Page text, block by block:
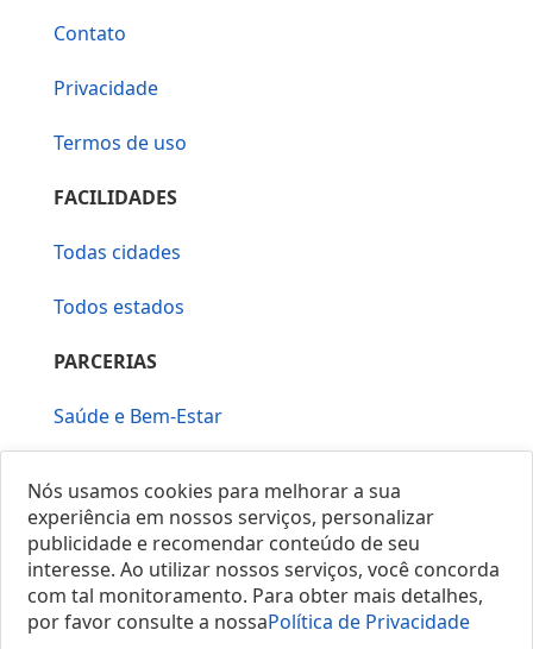
Contato
Privacidade
Termos de uso
FACILIDADES
Todas cidades
Todos estados
PARCERIAS
Saúde e Bem-Estar
Nós usamos cookies para melhorar a sua
experiência em nossos serviços, personalizar
publicidade e recomendar conteúdo de seu
interesse. Ao utilizar nossos serviços, você concorda
com tal monitoramento. Para obter mais detalhes,
por favor consulte a nossaPolítica de Privacidade